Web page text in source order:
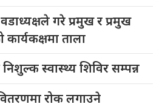
गरे प्रमुख र प्रमुख
ताला
स्वास्थ्य शिविर सम्पन्न
वितरणमा रोक लगाउने